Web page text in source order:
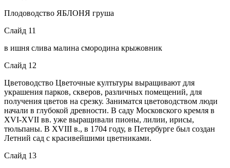
Плодоводство ЯБЛОНЯ груша
Слайд 11
в ишня слива малина смородина крыжовник
Слайд 12
Цветоводство Цветочные култьтуры выращивают для
украшения парков, скверов, различных помещений, для
получения цветов на срезку. Заниматся цветоводством люди
начали в глубокой древности. В саду Московского кремля в
XVI-XVII вв. уже выращивали пионы, лилии, ирисы,
тюльпаны. В XVIII в., в 1704 году, в Петербурге был создан
Летний сад с красивейшими цветниками.
Слайд 13